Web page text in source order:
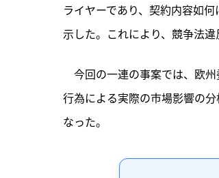
ライヤーであり、契約内容如
示した。これにより、競争法
今回の一連の事案では、欧
行為による実際の市場影響の
なった。